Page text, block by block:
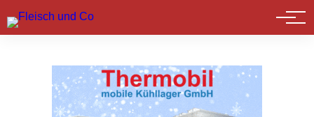
Marktführer